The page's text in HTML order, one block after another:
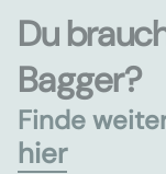
Du
Bagger?
Finde
hier